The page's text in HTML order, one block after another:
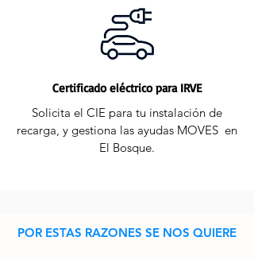
Certificado eléctrico para IRVE
Solicita el CIE para tu instalación de
recarga, y gestiona las ayudas MOVES en
El Bosque.
POR ESTAS RAZONES SE NOS QUIERE